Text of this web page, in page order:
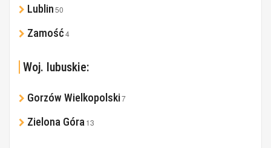
Lublin50
Zamość4
Woj. lubuskie:
Gorzów Wielkopolski7
Zielona Góra13